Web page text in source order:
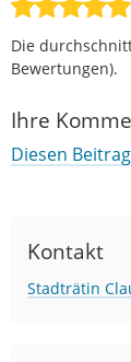
Die
Bewertungen).
Ihre
Diesen
Kontakt
Stadträtin